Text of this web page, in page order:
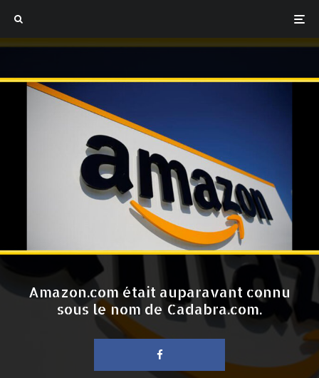
Amazon.com était auparavant connu
sous le nom de Cadabra.com.